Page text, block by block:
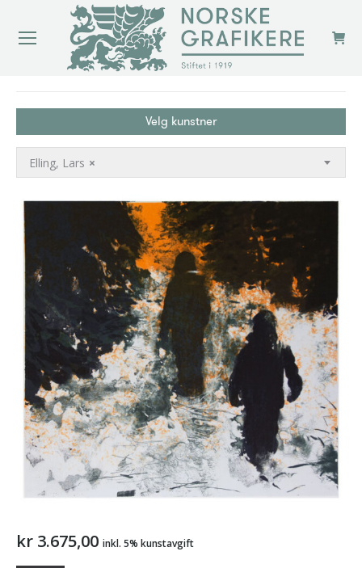
Velg kunstner
×
Elling, Lars
kr 3.675,00 inkl. 5% kunstavgift